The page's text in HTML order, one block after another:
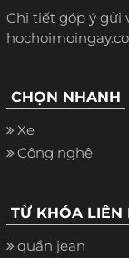
Chi tiết góp ý gửi
CHỌN NHANH
Xe
Công nghệ
TỪ KHÓA LIÊN
quần jean